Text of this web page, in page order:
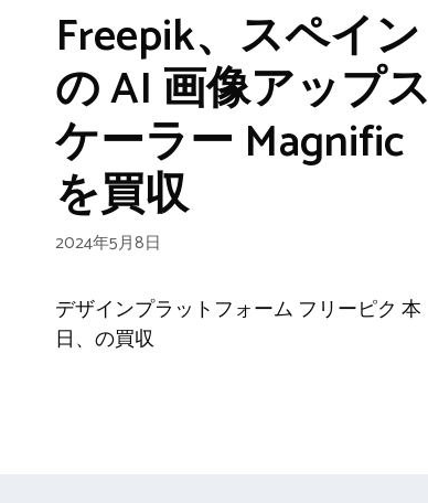
Freepik、スペイン
の AI 画像アップス
ケーラー Magnific
を買収
2024年5月8日
デザインプラットフォーム フリーピク 本
日、の買収